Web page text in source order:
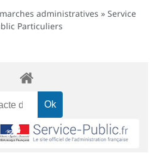
administratives » Service
Particuliers